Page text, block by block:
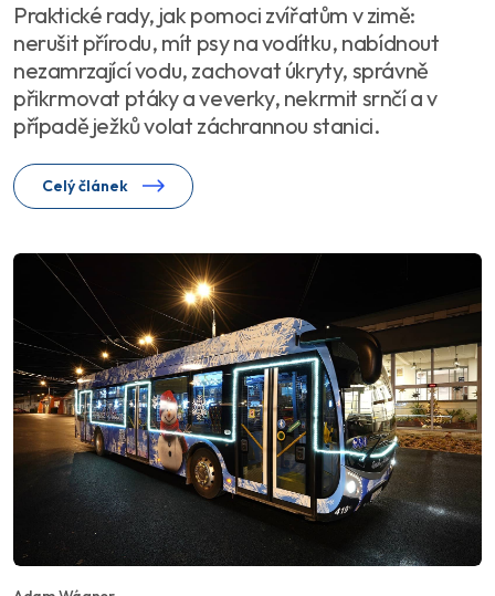
Praktické rady, jak pomoci zvířatům v zimě:
nerušit přírodu, mít psy na vodítku, nabídnout
nezamrzající vodu, zachovat úkryty, správně
přikrmovat ptáky a veverky, nekrmit srnčí a v
případě ježků volat záchrannou stanici.
Celý článek